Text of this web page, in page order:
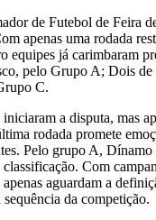
de Futebol de Feira
apenas uma rodada
equipes já carimbaram
pelo Grupo A; Dois
C.
a disputa, mas
rodada promete
Pelo grupo A,
Com
aguardam a
sequência da competição.